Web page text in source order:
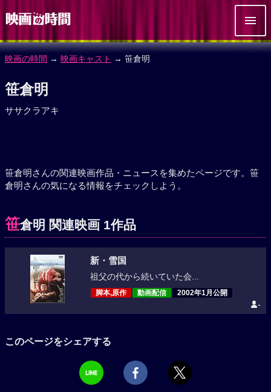
映画の時間 → 映画キャスト → 笹倉明
笹倉明
ササクラアキ
笹倉明さんの関連映画作品・ニュースを集めたページです。笹
倉明さんの気になる情報をチェックしよう。
笹倉明 関連映画 1作品
新・雪国
祖父の代から続いていた会...
脚本,原作 動画配信 2002年1月公開
-
このページをシェアする